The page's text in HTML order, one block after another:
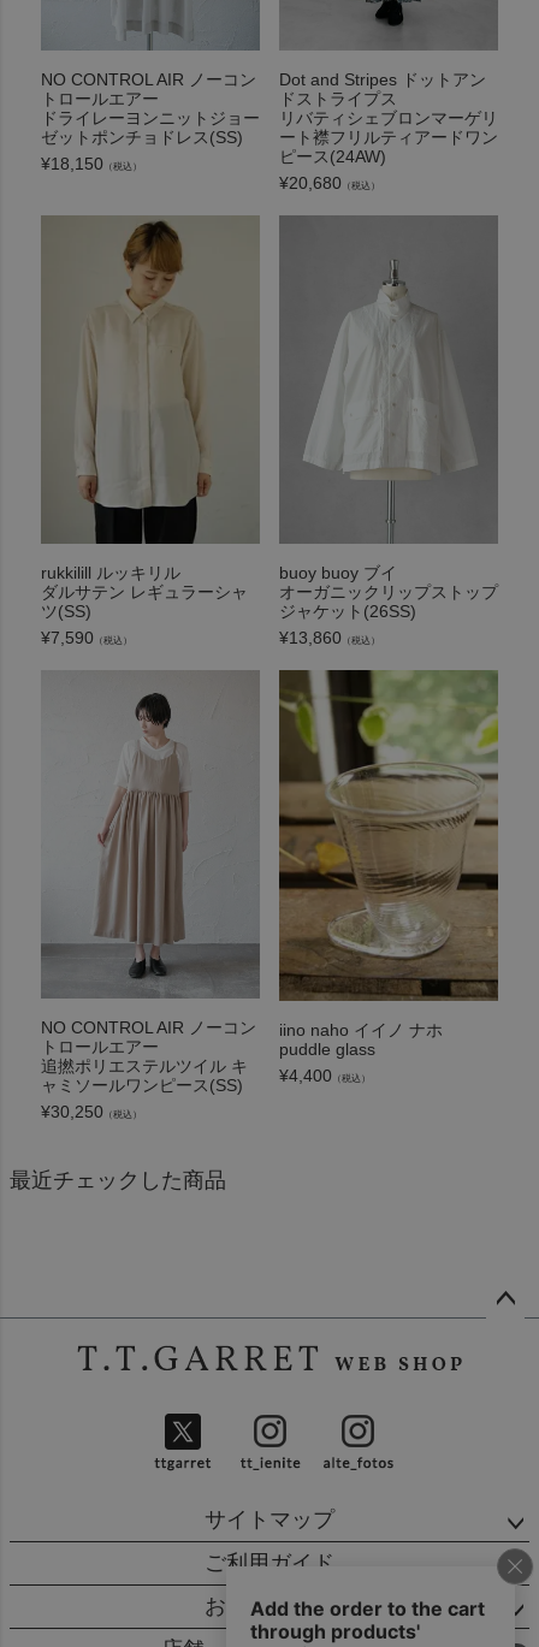
NO CONTROL AIR ノーコン
トロールエアー
ドライレーヨンニットジョー
ゼットポンチョドレス(SS)
¥18,150 （税込）
Dot and Stripes ドットアン
ドストライプス
リバティシェブロンマーゲリ
ート襟フリルティアードワン
ピース(24AW)
¥20,680 （税込）
rukkilill ルッキリル
ダルサテン レギュラーシャ
ツ(SS)
¥7,590 （税込）
buoy buoy ブイ
オーガニックリップストップ
ジャケット(26SS)
¥13,860 （税込）
NO CONTROL AIR ノーコン
トロールエアー
追撚ポリエステルツイル キ
ャミソールワンピース(SS)
¥30,250 （税込）
iino naho イイノ ナホ
puddle glass
¥4,400 （税込）
最近チェックした商品
サイトマップ
ご利用ガイド
お問い合わせ